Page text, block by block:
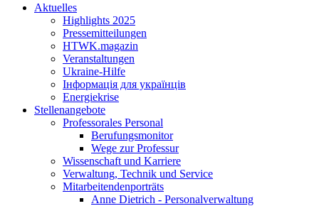
Aktuelles
Highlights 2025
Pressemitteilungen
HTWK.magazin
Veranstaltungen
Ukraine-Hilfe
Інформація для українців
Energiekrise
Stellenangebote
Professorales Personal
Berufungsmonitor
Wege zur Professur
Wissenschaft und Karriere
Verwaltung, Technik und Service
Mitarbeitendenporträts
Anne Dietrich - Personalverwaltung